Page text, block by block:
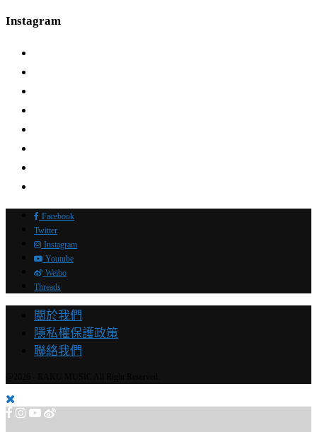
Instagram
Facebook
Twitter
Instagram
Youtube
Weibo
Threads
關於我們
隱私權保護政策
聯絡我們